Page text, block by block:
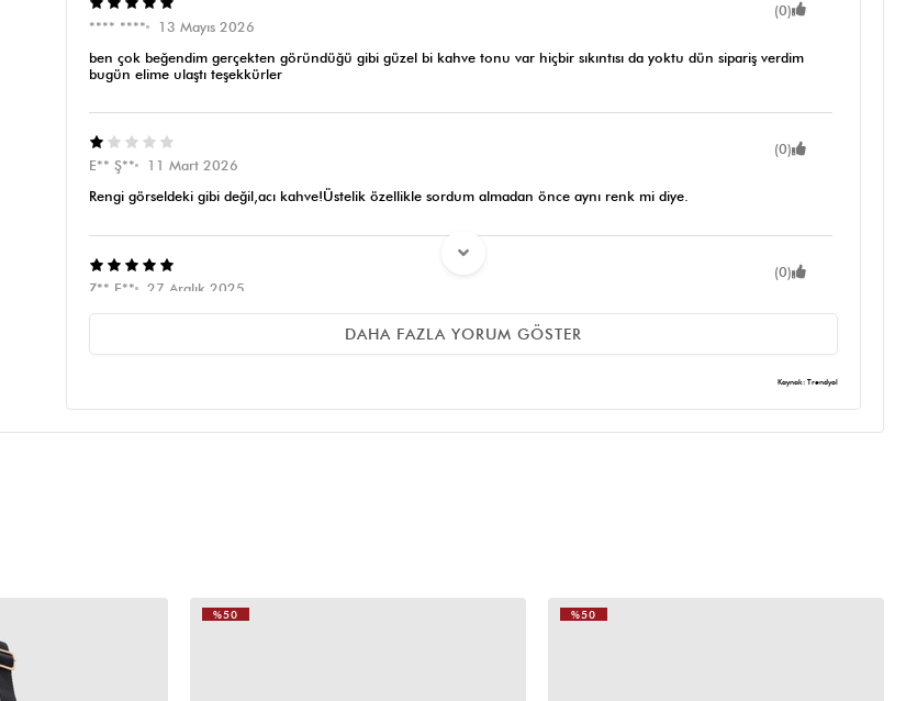
(0)
**** ****
13 Mayıs 2026
ben çok beğendim gerçekten göründüğü gibi güzel bi kahve tonu var hiçbir sıkıntısı da yoktu dün sipariş verdim
bugün elime ulaştı teşekkürler
(0)
E** Ş**
11 Mart 2026
Rengi görseldeki gibi değil,acı kahve!Üstelik özellikle sordum almadan önce aynı renk mi diye.
(0)
Z** E**
27 Aralık 2025
Fiyatına göre çok kaliteli duruyor ebatı beklediğimden daha büyük gönül rahatlığıyla alabilirsiniz tavsiye
DAHA FAZLA YORUM GÖSTER
Kaynak: Trendyol
%50
%50